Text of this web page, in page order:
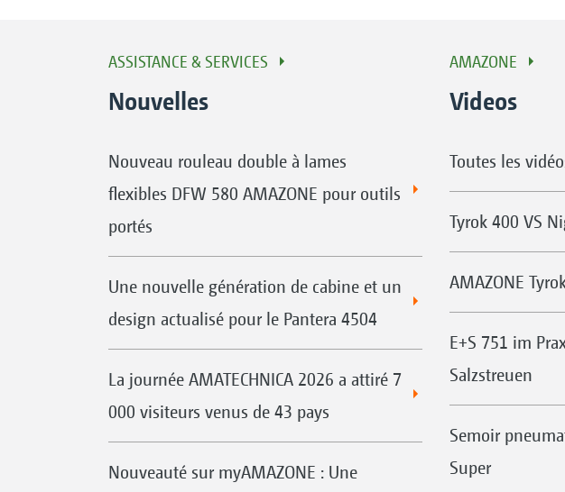
ASSISTANCE & SERVICES
Nouvelles
Nouveau rouleau double à lames
flexibles DFW 580 AMAZONE pour outils
portés
Une nouvelle génération de cabine et un
design actualisé pour le Pantera 4504
La journée AMATECHNICA 2026 a attiré 7
000 visiteurs venus de 43 pays
Nouveauté sur myAMAZONE : Une
AMAZONE
Videos
Toutes les
Tyrok 400 VS
AMAZONE
E+S 751 im
Salzstreuen
Semoir
Super